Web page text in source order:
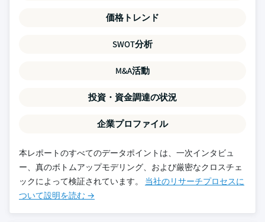
価格トレンド
SWOT分析
M&A活動
投資・資金調達の状況
企業プロファイル
本レポートのすべてのデータポイントは、一次インタビュ
ー、真のボトムアップモデリング、および厳密なクロスチェ
ックによって検証されています。 当社のリサーチプロセスに
ついて設明を読む →